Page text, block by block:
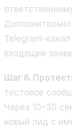
Telegram-
входящие
Шаг 6.
тестовое
Через 10–30
новый лид с